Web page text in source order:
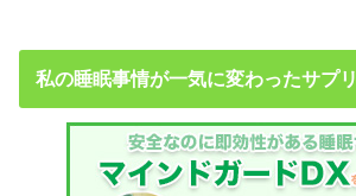
私の睡眠事情が一気に変わったサプリ